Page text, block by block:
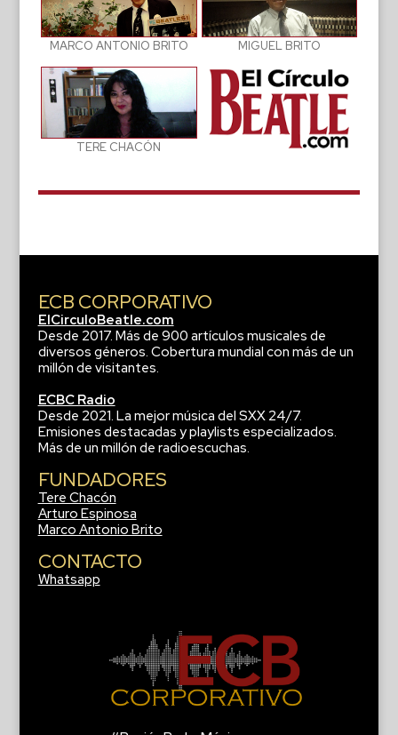
MARCO ANTONIO BRITO MIGUEL BRITO
TERE CHACÓN
ECB CORPORATIVO
ElCirculoBeatle.com
Desde 2017. Más de 900 artículos musicales de
diversos géneros. Cobertura mundial con más de un
millón de visitantes.
ECBC Radio
Desde 2021. La mejor música del SXX 24/7.
Emisiones destacadas y playlists especializados.
Más de un millón de radioescuchas.
FUNDADORES
Tere Chacón
Arturo Espinosa
Marco Antonio Brito
CONTACTO
Whatsapp